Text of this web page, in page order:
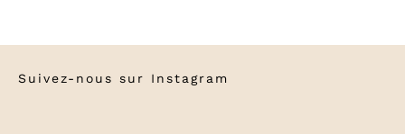
Suivez-nous sur Instagram